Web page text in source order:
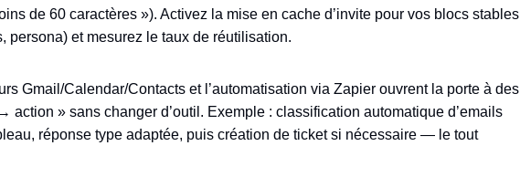
de 60 caractères »). Activez la mise en cache d’invite pour vos blocs stables
persona) et mesurez le taux de réutilisation.
Gmail/Calendar/Contacts et l’automatisation via Zapier ouvrent la porte à des
» sans changer d’outil. Exemple : classification automatique d’emails
réponse type adaptée, puis création de ticket si nécessaire — le tout